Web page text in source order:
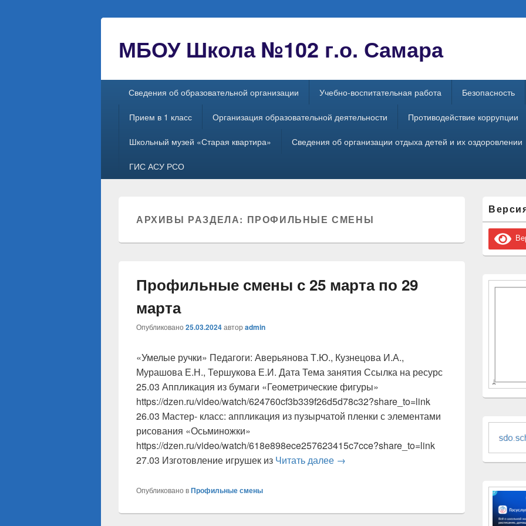
МБОУ Школа №102 г.о. Самара
Сведения об образовательной организации Учебно-воспитательная работа Безопасность
Прием в 1 класс Организация образовательной деятельности Противодействие коррупции
Школьный музей «Старая квартира» Сведения об организации отдыха детей и их оздоровлении
ГИС АСУ РСО
АРХИВЫ РАЗДЕЛА: ПРОФИЛЬНЫЕ СМЕНЫ
Профильные смены с 25 марта по 29
марта
Опубликовано 25.03.2024автор admin
«Умелые ручки» Педагоги: Аверьянова Т.Ю., Кузнецова И.А.,
Мурашова Е.Н., Тершукова Е.И. Дата Тема занятия Ссылка на ресурс
25.03 Аппликация из бумаги «Геометрические фигуры»
https://dzen.ru/video/watch/624760cf3b339f26d5d78c32?share_to=link
26.03 Мастер- класс: аппликация из пузырчатой пленки с элементами
рисования «Осьминожки»
https://dzen.ru/video/watch/618e898ece257623415c7cce?share_to=link
27.03 Изготовление игрушек из Читать далее Профильные смены с 25 марта по 29
→
Опубликовано вПрофильные смены
основной
боковой
панели